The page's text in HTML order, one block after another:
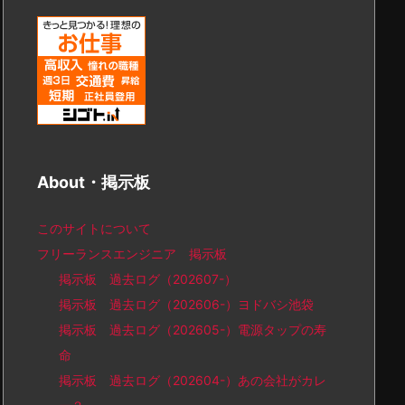
About・掲示板
このサイトについて
フリーランスエンジニア 掲示板
掲示板 過去ログ（202607-）
掲示板 過去ログ（202606-）ヨドバシ池袋
掲示板 過去ログ（202605-）電源タップの寿
命
掲示板 過去ログ（202604-）あの会社がカレ